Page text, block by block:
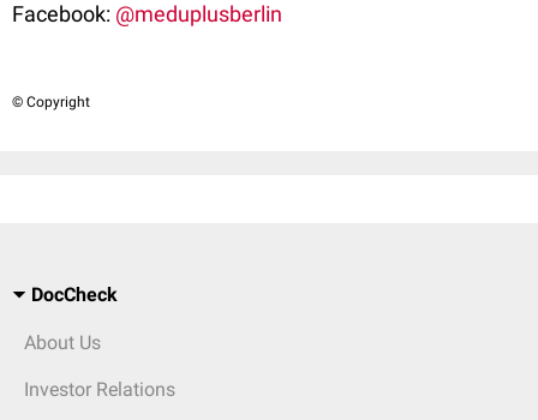
Facebook: @meduplusberlin
© Copyright
DocCheck
About Us
Investor Relations